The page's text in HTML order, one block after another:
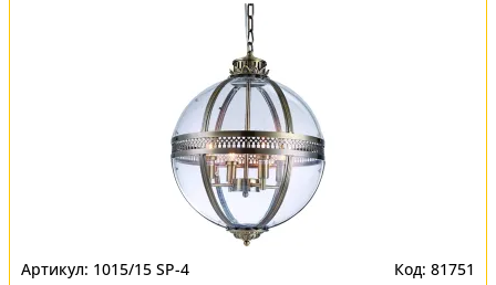
1015/15 SP-4 81751